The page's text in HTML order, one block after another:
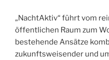
„NachtAktiv“ führt vom
öffentlichen Raum zum
bestehende Ansätze
zukunftsweisender und